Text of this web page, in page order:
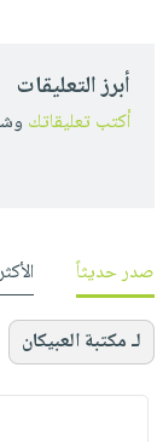
أبرز التعليقات
أكتب تعليقاتك
صدر حديثاً
لـ مكتبة العبيكان